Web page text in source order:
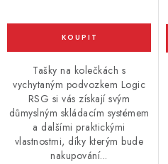
Tašky na kolečkách s
vychytaným podvozkem Logic
RSG si vás získají svým
důmyslným skládacím systémem
a dalšími praktickými
vlastnostmi, díky kterým bude
nakupování...